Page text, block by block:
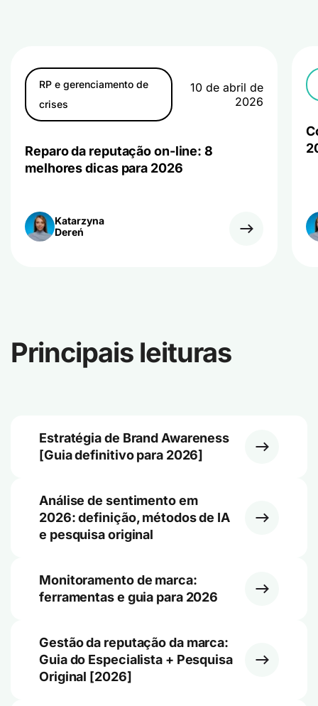
RP e gerenciamento de
crises
10 de abril de
2026
Reparo da reputação on-line: 8
melhores dicas para 2026
Katarzyna
Dereń
Principais leituras
Estratégia de Brand Awareness
[Guia definitivo para 2026]
Análise de sentimento em
2026: definição, métodos de IA
e pesquisa original
Monitoramento de marca:
ferramentas e guia para 2026
Gestão da reputação da marca:
Guia do Especialista + Pesquisa
Original [2026]